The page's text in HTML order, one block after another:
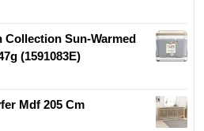
Collection Sun-Warmed
(1591083E)
Mdf 205 Cm